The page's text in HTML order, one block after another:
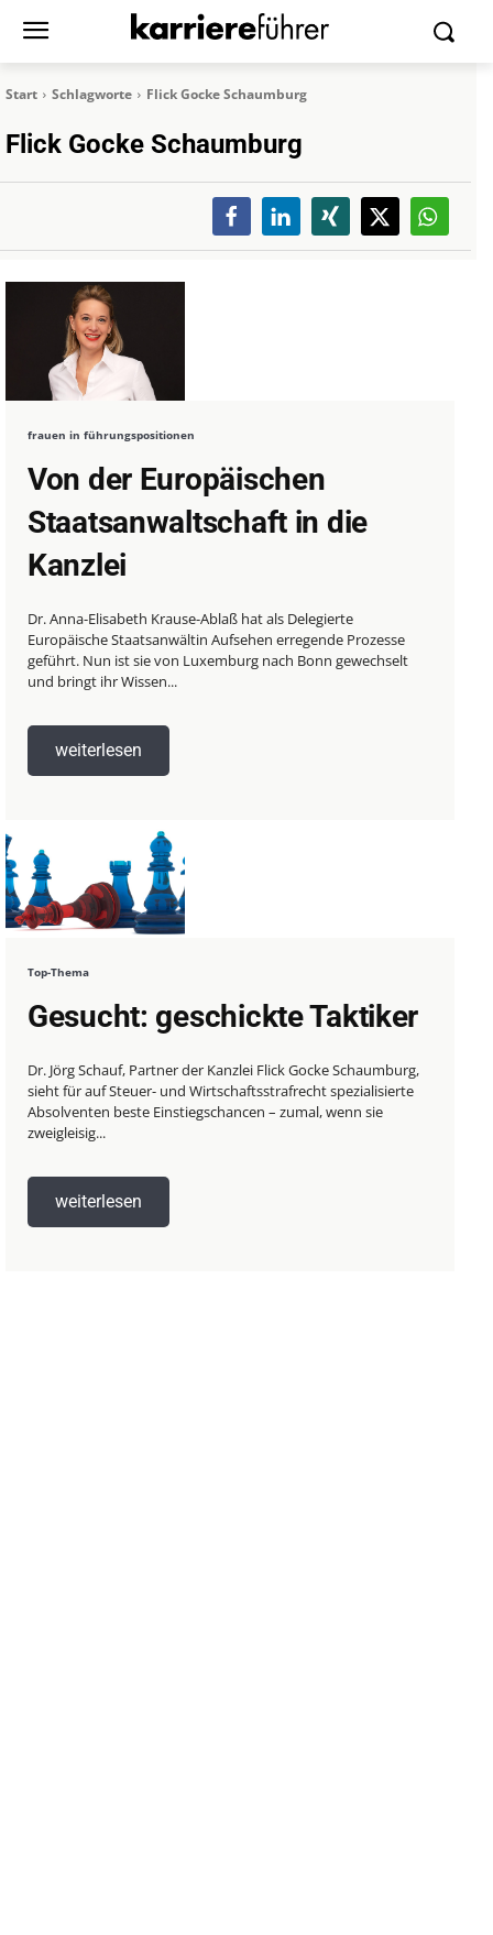
Start Schlagworte Flick Gocke Schaumburg
Flick Gocke Schaumburg
frauen in führungspositionen
Von der Europäischen
Staatsanwaltschaft in die
Kanzlei
Dr. Anna-Elisabeth Krause-Ablaß hat als Delegierte
Europäische Staatsanwältin Aufsehen erregende Prozesse
geführt. Nun ist sie von Luxemburg nach Bonn gewechselt
und bringt ihr Wissen...
weiterlesen
Top-Thema
Gesucht: geschickte Taktiker
Dr. Jörg Schauf, Partner der Kanzlei Flick Gocke Schaumburg,
sieht für auf Steuer- und Wirtschaftsstrafrecht spezialisierte
Absolventen beste Einstiegschancen – zumal, wenn sie
zweigleisig...
weiterlesen